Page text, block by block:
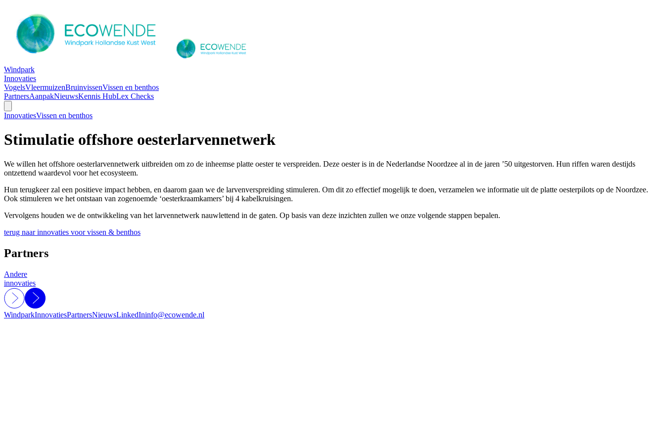
Windpark
Innovaties
VogelsVleermuizenBruinvissenVissen en benthos
PartnersAanpakNieuwsKennis HubLex Checks
InnovatiesVissen en benthos
Stimulatie offshore oesterlarvennetwerk
We willen het offshore oesterlarvennetwerk uitbreiden om zo de inheemse platte oester te verspreiden. Deze oester is in de Nederlandse Noordzee al in de jaren ’50 uitgestorven. Hun riffen waren destijds
ontzettend waardevol voor het ecosysteem.
Hun terugkeer zal een positieve impact hebben, en daarom gaan we de larvenverspreiding stimuleren. Om dit zo effectief mogelijk te doen, verzamelen we informatie uit de platte oesterpilots op de Noordzee.
Ook stimuleren we het ontstaan van zogenoemde ‘oesterkraamkamers’ bij 4 kabelkruisingen.
Vervolgens houden we de ontwikkeling van het larvennetwerk nauwlettend in de gaten. Op basis van deze inzichten zullen we onze volgende stappen bepalen.
terug naar innovaties voor vissen & benthos
Partners
Andere
innovaties
WindparkInnovatiesPartnersNieuwsLinkedIninfo@ecowende.nl